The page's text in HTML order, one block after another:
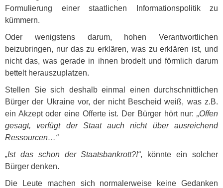
Formulierung einer staatlichen Informationspolitik zu
kümmern.
Oder wenigstens darum, hohen Verantwortlichen
beizubringen, nur das zu erklären, was zu erklären ist, und
nicht das, was gerade in ihnen brodelt und förmlich darum
bettelt herauszuplatzen.
Stellen Sie sich deshalb einmal einen durchschnittlichen
Bürger der Ukraine vor, der nicht Bescheid weiß, was z.B.
ein Akzept oder eine Offerte ist. Der Bürger hört nur: „Offen
gesagt, verfügt der Staat auch nicht über ausreichend
Ressourcen…“
„Ist das schon der Staatsbankrott?!“, könnte ein solcher
Bürger denken.
Die Leute machen sich normalerweise keine Gedanken